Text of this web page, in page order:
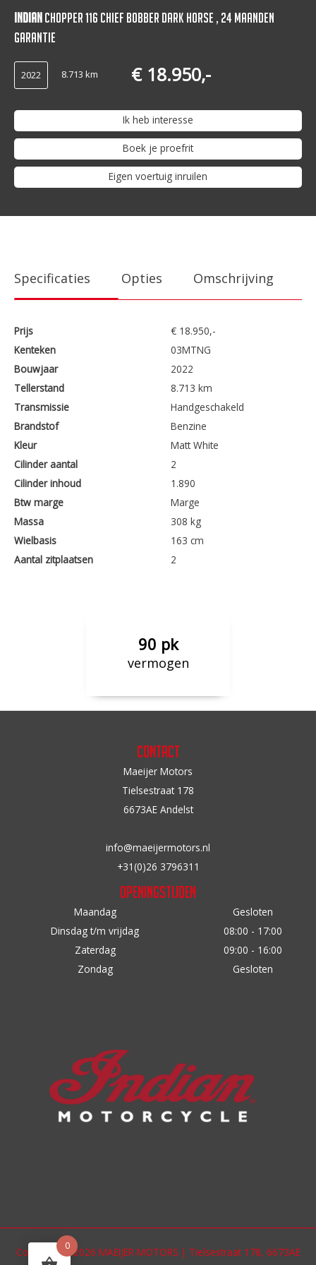
IndianChopper 116 Chief Bobber Dark Horse , 24 maanden
garantie
2022 8.713 km € 18.950,-
Ik heb interesse
Boek je proefrit
Eigen voertuig inruilen
Specificaties Opties Omschrijving
Prijs
€ 18.950,-
Kenteken
03MTNG
Bouwjaar
2022
Tellerstand
8.713 km
Transmissie
Handgeschakeld
Brandstof
Benzine
Kleur
Matt White
Cilinder aantal
2
Cilinder inhoud
1.890
Btw marge
Marge
Massa
308 kg
Wielbasis
163 cm
Aantal zitplaatsen
2
90 pk
vermogen
Contact
Maeijer Motors
Tielsestraat 178
6673AE Andelst
info@maeijermotors.nl
+31(0)26 3796311
Openingstijden
Maandag
Gesloten
Dinsdag t/m vrijdag
08:00 - 17:00
Zaterdag
09:00 - 16:00
Zondag
Gesloten
Copyright © 2026 MAEIJER MOTORS | Tielsestraat 178, 6673AE
0